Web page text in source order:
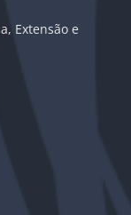
Extensão e